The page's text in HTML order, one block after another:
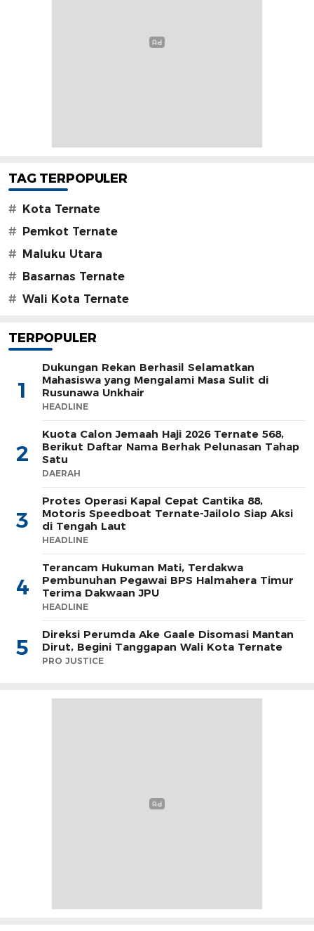
TAG TERPOPULER
# Kota Ternate
# Pemkot Ternate
# Maluku Utara
# Basarnas Ternate
# Wali Kota Ternate
TERPOPULER
1
Dukungan Rekan Berhasil Selamatkan
Mahasiswa yang Mengalami Masa Sulit di
Rusunawa Unkhair
HEADLINE
2
Kuota Calon Jemaah Haji 2026 Ternate 568,
Berikut Daftar Nama Berhak Pelunasan Tahap
Satu
DAERAH
3
Protes Operasi Kapal Cepat Cantika 88,
Motoris Speedboat Ternate-Jailolo Siap Aksi
di Tengah Laut
HEADLINE
4
Terancam Hukuman Mati, Terdakwa
Pembunuhan Pegawai BPS Halmahera Timur
Terima Dakwaan JPU
HEADLINE
5
Direksi Perumda Ake Gaale Disomasi Mantan
Dirut, Begini Tanggapan Wali Kota Ternate
PRO JUSTICE